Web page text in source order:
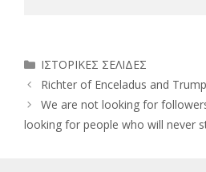
Κατηγορίες
ΙΣΤΟΡΙΚΕΣ ΣΕΛΙΔΕΣ
Richter of Enceladus and Trump
We are not looking for
looking for people who will never